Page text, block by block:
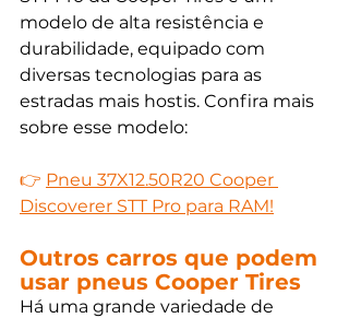
modelo de alta resistência e
durabilidade, equipado com
diversas tecnologias para as
estradas mais hostis. Confira mais
sobre esse modelo:
👉 Pneu 37X12.50R20 Cooper
Discoverer STT Pro para RAM!
Outros carros que podem
usar pneus Cooper Tires
Há uma grande variedade de